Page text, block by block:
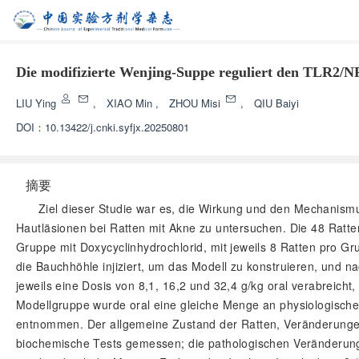
Die modifizierte Wenjing-Suppe reguliert den TLR2/
LIU Ying , XIAO Min , ZHOU Misi ,
QIU Baiyi
DOI： 10.13422/j.cnki.syfjx.20250801
摘要
Ziel dieser Studie war es, die Wirkung und den
Hautläsionen bei Ratten mit Akne zu untersuchen. Die 48
Gruppe mit Doxycyclinhydrochlorid, mit jeweils 8 Ratten pro
die Bauchhöhle injiziert, um das Modell zu konstruieren, und
jeweils eine Dosis von 8,1, 16,2 und 32,4 g/kg oral
Modellgruppe wurde oral eine gleiche Menge an
entnommen. Der allgemeine Zustand der Ratten,
biochemische Tests gemessen; die pathologischen